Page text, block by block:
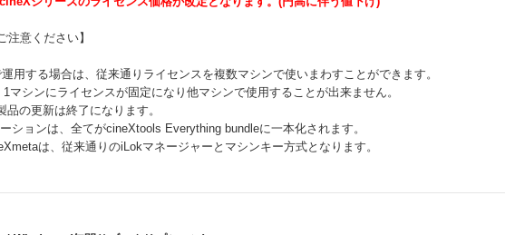
注意ください】
用する場合は、従来通りライセンスを複数マシンで使いまわすことができます。
マシンにライセンスが固定になり他マシンで使用することが出来ません。
の更新は終了になります。
ションは、全てがcineXtools Everything bundleに一本化されます。
は、従来通りのiLokマネージャーとマシンキー方式となります。